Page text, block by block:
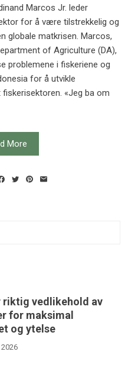
Marcos Jr. leder
for å være tilstrekkelig og
globale matkrisen. Marcos,
of Agriculture (DA),
problemene i fiskeriene og
for å utvikle
«Jeg ba om
More
riktig vedlikehold av
for maksimal
og ytelse